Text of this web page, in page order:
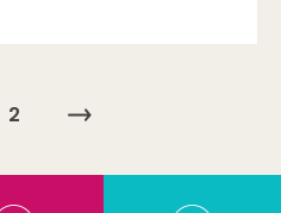
2